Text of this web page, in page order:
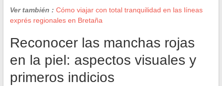
Ver también : Cómo viajar con total tranquilidad en las líneas
exprés regionales en Bretaña
Reconocer las manchas rojas
en la piel: aspectos visuales y
primeros indicios